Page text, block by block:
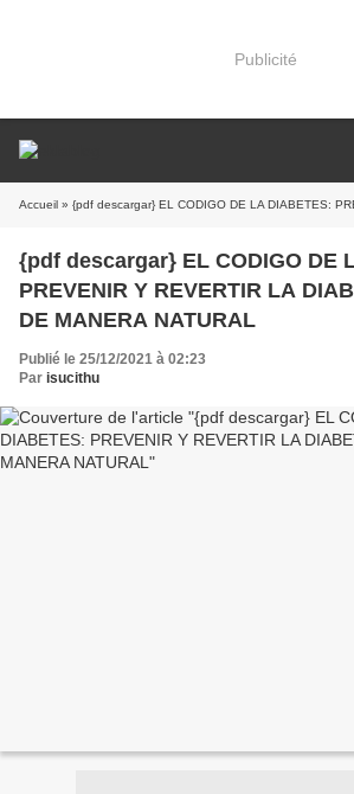
Publicité
Accueil » {pdf descargar} EL CODIGO DE LA DIABETES: PREVENIR Y REVERTIR LA
{pdf descargar} EL CODIGO DE
PREVENIR Y REVERTIR LA
DE MANERA NATURAL
Publié le 25/12/2021 à 02:23
Par isucithu